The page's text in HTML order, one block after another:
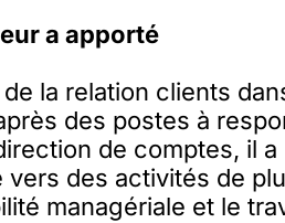
a apporté
la relation clients
des postes à
de comptes, il a
des activités de
managériale et le